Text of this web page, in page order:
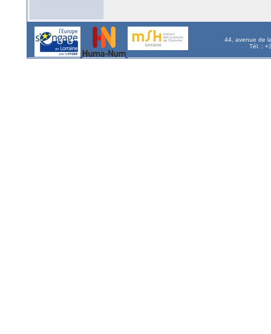
44, avenue de
Tél. :